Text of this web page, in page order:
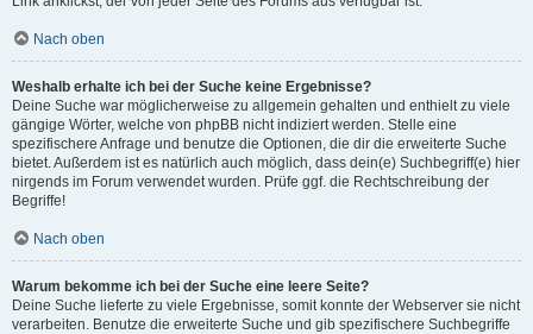
Nach oben
Weshalb erhalte ich bei der Suche keine Ergebnisse?
Deine Suche war möglicherweise zu allgemein gehalten und enthielt zu viele
gängige Wörter, welche von phpBB nicht indiziert werden. Stelle eine
spezifischere Anfrage und benutze die Optionen, die dir die erweiterte Suche
bietet. Außerdem ist es natürlich auch möglich, dass dein(e) Suchbegriff(e) hier
nirgends im Forum verwendet wurden. Prüfe ggf. die Rechtschreibung der
Begriffe!
Nach oben
Warum bekomme ich bei der Suche eine leere Seite?
Deine Suche lieferte zu viele Ergebnisse, somit konnte der Webserver sie nicht
verarbeiten. Benutze die erweiterte Suche und gib spezifischere Suchbegriffe